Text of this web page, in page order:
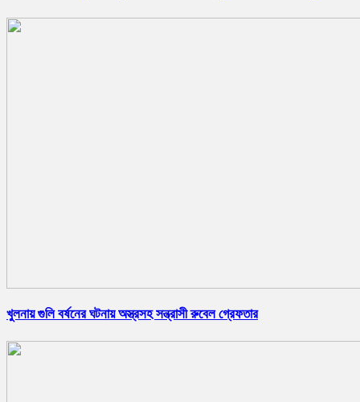
খুলনায় গুলি বর্ষনের ঘটনায় অস্ত্রসহ সন্ত্রাসী রুবেল গ্রেফতার